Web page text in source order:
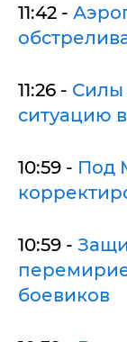
11:42 -
11:26 - Силы
ситуацию
10:59 - Под
10:59 -
боевиков